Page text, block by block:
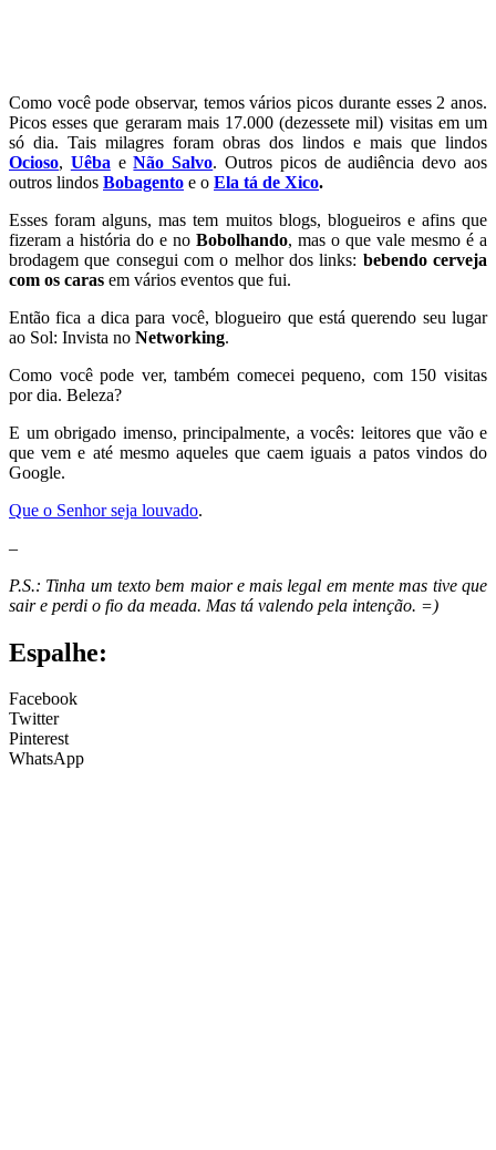
Como você pode observar, temos vários picos durante esses 2 anos.
Picos esses que geraram mais 17.000 (dezessete mil) visitas em um
só dia. Tais milagres foram obras dos lindos e mais que lindos
Ocioso, Uêba eNão Salvo. Outros picos de audiência devo aos
outros lindos Bobagento e o Ela tá de Xico.
Esses foram alguns, mas tem muitos blogs, blogueiros e afins que
fizeram a história do e no Bobolhando, mas o que vale mesmo é a
brodagem que consegui com o melhor dos links: bebendo cerveja
com os caras em vários eventos que fui.
Então fica a dica para você, blogueiro que está querendo seu lugar
ao Sol: Invista no Networking.
Como você pode ver, também comecei pequeno, com 150 visitas
por dia. Beleza?
E um obrigado imenso, principalmente, a vocês: leitores que vão e
que vem e até mesmo aqueles que caem iguais a patos vindos do
Google.
Que o Senhor seja louvado.
–
P.S.: Tinha um texto bem maior e mais legal em mente mas tive que
sair e perdi o fio da meada. Mas tá valendo pela intenção. =)
Espalhe:
Facebook
Twitter
Pinterest
WhatsApp